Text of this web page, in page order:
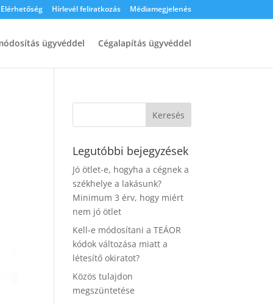
Elérhetőség Hírlevél feliratkozás Médiamegjelenés
ügyvéddel Cégalapítás ügyvéddel
Legutóbbi bejegyzések
Jó ötlet-e, hogyha a cégnek a
székhelye a lakásunk?
Minimum 3 érv, hogy miért
nem jó ötlet
Kell-e módosítani a TEÁOR
kódok változása miatt a
létesítő okiratot?
Közös tulajdon
megszüntetése